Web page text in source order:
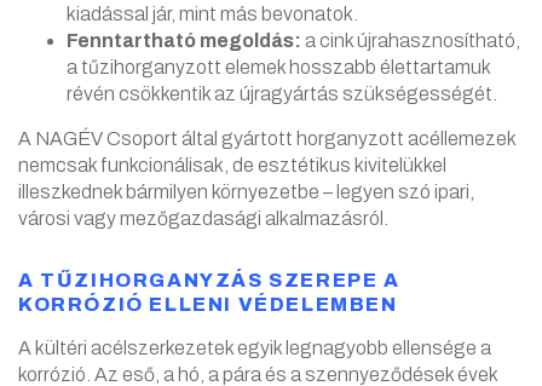
kiadással jár, mint más bevonatok.
Fenntartható megoldás: a cink újrahasznosítható,
a tűzihorganyzott elemek hosszabb élettartamuk
révén csökkentik az újragyártás szükségességét.
A NAGÉV Csoport által gyártott horganyzott acéllemezek
nemcsak funkcionálisak, de esztétikus kivitelükkel
illeszkednek bármilyen környezetbe – legyen szó ipari,
városi vagy mezőgazdasági alkalmazásról.
A TŰZIHORGANYZÁS SZEREPE A
KORRÓZIÓ ELLENI VÉDELEMBEN
A kültéri acélszerkezetek egyik legnagyobb ellensége a
korrózió. Az eső, a hó, a pára és a szennyeződések évek